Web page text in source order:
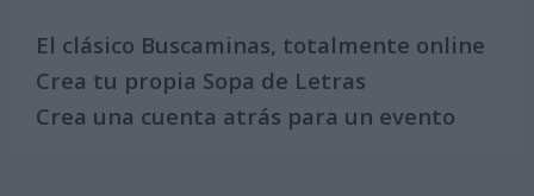
El clásico Buscaminas, totalmente online
Crea tu propia Sopa de Letras
Crea una cuenta atrás para un evento